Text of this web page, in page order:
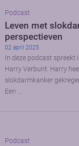
Podcast
Leven met
perspectieven
02 april 2025
In deze podcast spreekt
Harry Verbunt. Harry
slokdarmkanker
Een …
Podcast